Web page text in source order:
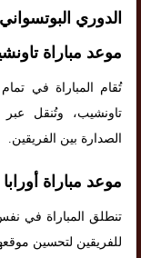
الدوري البوتسواني الممتاز
موعد مباراة
تاونشيب، وتُنقل
الصدارة بين الفريقين.
موعد مباراة أورابا
تنطلق المباراة في
للفريقين لتحسين